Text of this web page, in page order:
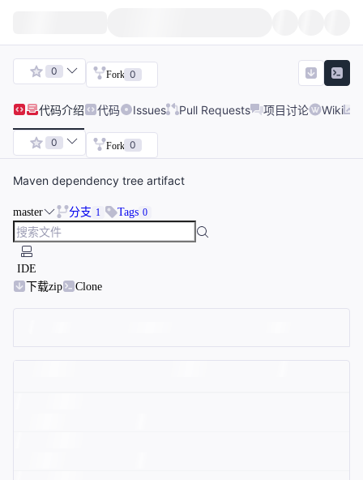
0 Fork 0
代码介绍 代码 Issues Pull Requests 项目讨论 Wiki
0 Fork 0
Maven dependency tree artifact
master 分支 1 Tags 0
IDE
下载zip
Clone